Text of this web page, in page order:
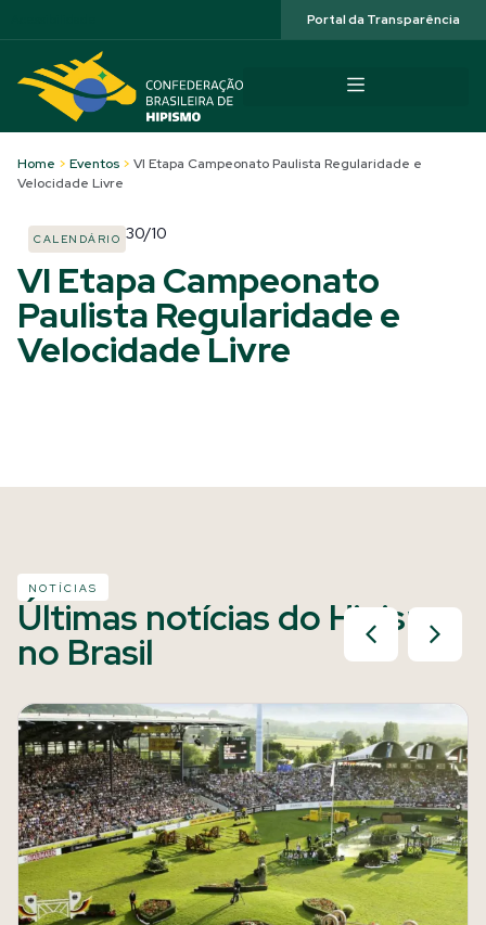
Portal da Transparência
Home > Eventos > VI Etapa Campeonato Paulista Regularidade e
Velocidade Livre
CALENDÁRIO 30/10
VI Etapa Campeonato
Paulista Regularidade e
Velocidade Livre
NOTÍCIAS
Últimas notícias do Hipismo
no Brasil